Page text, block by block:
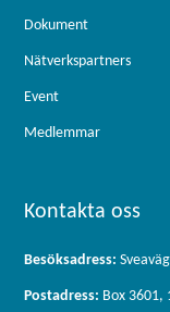
Dokument
Nätverkspartners
Event
Medlemmar
Kontakta oss
Besöksadress:
Postadress: Box 3601,